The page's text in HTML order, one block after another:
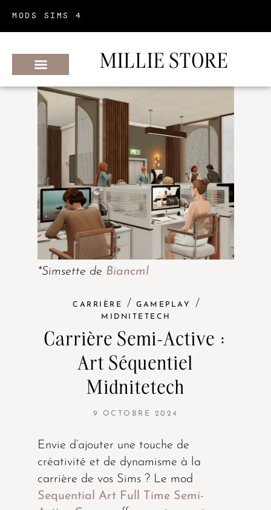
MODS SIMS 4
MILLIE STORE
*Simsette de Biancml
CARRIÈRE / GAMEPLAY /
MIDNITETECH
Carrière Semi-Active :
Art Séquentiel
Midnitetech
9 OCTOBRE 2024
Envie d’ajouter une touche de
créativité et de dynamisme à la
carrière de vos Sims ? Le mod
Sequential Art Full Time Semi-